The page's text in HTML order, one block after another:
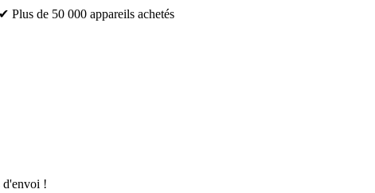
✔ Plus de 50 000 appareils achetés
d'envoi !